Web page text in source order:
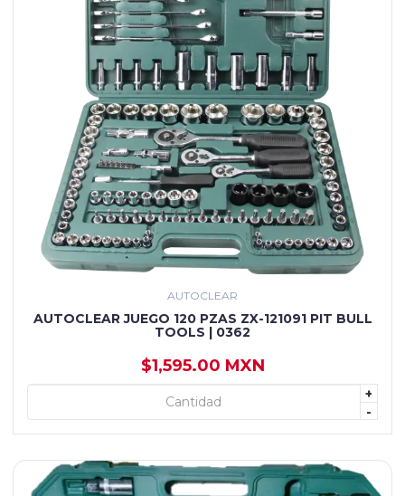
AUTOCLEAR
AUTOCLEAR JUEGO 120 PZAS ZX-121091 PIT BULL
TOOLS | 0362
$1,595.00 MXN
+
-
+ AGREGAR